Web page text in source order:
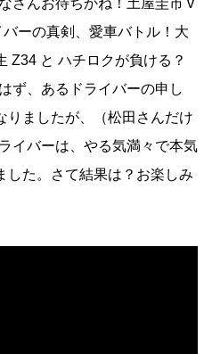
さんお待ちかね！土屋圭市 v
ーの真剣、愛車バトル！大
Z34 と ハチロクが負ける？
ず、あるドライバーの申し
りましたが、（松田さんだけ
イバーは、やる気満々で本気
した。さて結果は？お楽しみ